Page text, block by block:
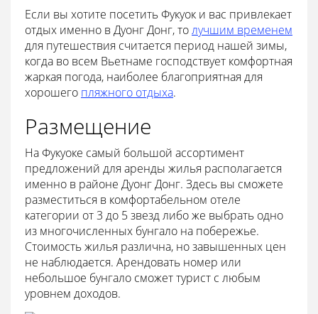
Если вы хотите посетить Фукуок и вас привлекает
отдых именно в Дуонг Донг, толучшим временем
для путешествия считается период нашей зимы,
когда во всем Вьетнаме господствует комфортная
жаркая погода, наиболее благоприятная для
хорошего пляжного отдыха.
Размещение
На Фукуоке самый большой ассортимент
предложений для аренды жилья располагается
именно в районе Дуонг Донг. Здесь вы сможете
разместиться в комфортабельном отеле
категории от 3 до 5 звезд либо же выбрать одно
из многочисленных бунгало на побережье.
Стоимость жилья различна, но завышенных цен
не наблюдается. Арендовать номер или
небольшое бунгало сможет турист с любым
уровнем доходов.